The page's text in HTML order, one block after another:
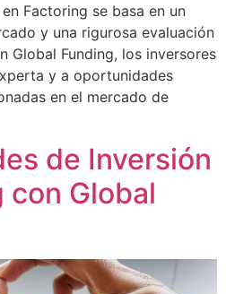
Factoring se basa en un
y una rigurosa evaluación
Global Funding, los inversores
y a oportunidades
en el mercado de
de Inversión
con Global